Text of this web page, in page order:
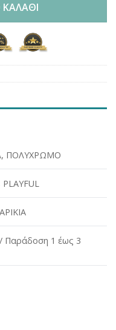
, ΠΟΛΥΧΡΩΜΟ
PLAYFUL
Παράδοση 1 έως 3